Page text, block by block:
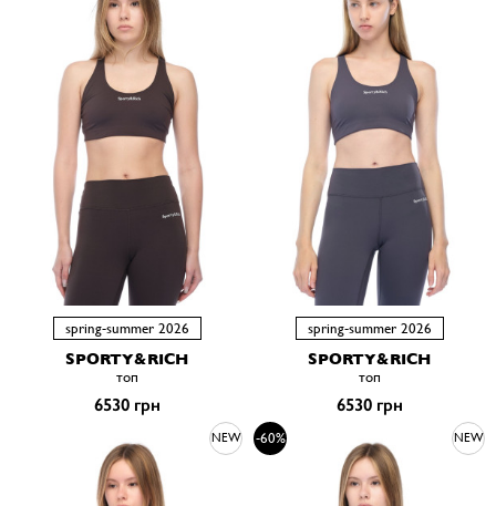
spring-summer 2026
SPORTY&RICH
топ
6530 грн
spring-summer 2026
SPORTY&RICH
топ
6530 грн
NEW -60% NEW